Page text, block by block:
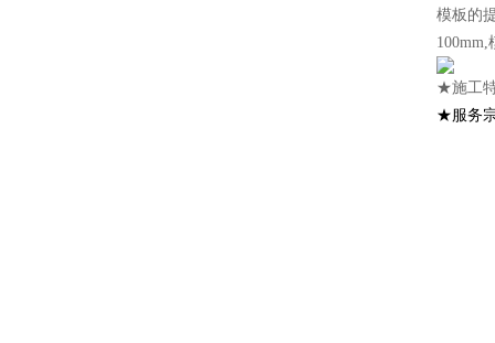
模板的
★施工
★服务